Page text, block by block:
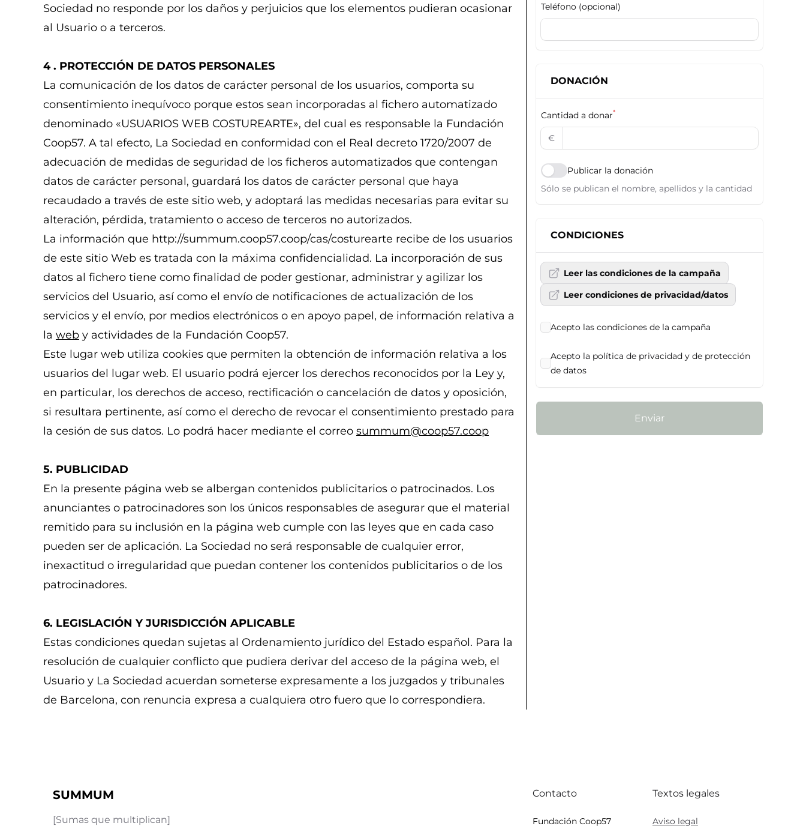
Sociedad no responde por los daños y perjuicios que los elementos pudieran ocasionar
al Usuario o a terceros.
4 . PROTECCIÓN DE DATOS PERSONALES
La comunicación de los datos de carácter personal de los usuarios, comporta su
consentimiento inequívoco porque estos sean incorporadas al fichero automatizado
denominado «USUARIOS WEB COSTUREARTE», del cual es responsable la Fundación
Coop57. A tal efecto, La Sociedad en conformidad con el Real decreto 1720/2007 de
adecuación de medidas de seguridad de los ficheros automatizados que contengan
datos de carácter personal, guardará los datos de carácter personal que haya
recaudado a través de este sitio web, y adoptará las medidas necesarias para evitar su
alteración, pérdida, tratamiento o acceso de terceros no autorizados.
La información que http://summum.coop57.coop/cas/costurearte recibe de los usuarios
de este sitio Web es tratada con la máxima confidencialidad. La incorporación de sus
datos al fichero tiene como finalidad de poder gestionar, administrar y agilizar los
servicios del Usuario, así como el envío de notificaciones de actualización de los
servicios y el envío, por medios electrónicos o en apoyo papel, de información relativa a
la web y actividades de la Fundación Coop57.
Este lugar web utiliza cookies que permiten la obtención de información relativa a los
usuarios del lugar web. El usuario podrá ejercer los derechos reconocidos por la Ley y,
en particular, los derechos de acceso, rectificación o cancelación de datos y oposición,
si resultara pertinente, así como el derecho de revocar el consentimiento prestado para
la cesión de sus datos. Lo podrá hacer mediante el correo summum@coop57.coop
5. PUBLICIDAD
En la presente página web se albergan contenidos publicitarios o patrocinados. Los
anunciantes o patrocinadores son los únicos responsables de asegurar que el material
remitido para su inclusión en la página web cumple con las leyes que en cada caso
pueden ser de aplicación. La Sociedad no será responsable de cualquier error,
inexactitud o irregularidad que puedan contener los contenidos publicitarios o de los
patrocinadores.
6. LEGISLACIÓN Y JURISDICCIÓN APLICABLE
Estas condiciones quedan sujetas al Ordenamiento jurídico del Estado español. Para la
resolución de cualquier conflicto que pudiera derivar del acceso de la página web, el
Usuario y La Sociedad acuerdan someterse expresamente a los juzgados y tribunales
de Barcelona, con renuncia expresa a cualquiera otro fuero que lo correspondiera.
Teléfono (opcional)
DONACIÓN
Cantidad a donar*
€
Publicar la donación
Sólo se publican el nombre, apellidos y la cantidad
CONDICIONES
Leer las condiciones de la campaña
Leer condiciones de privacidad/datos
Acepto las condiciones de la campaña
Acepto la política de privacidad y de protección
de datos
Enviar
SUMMUM
[Sumas que multiplican]
Contacto
Fundación Coop57
Textos legales
Aviso legal